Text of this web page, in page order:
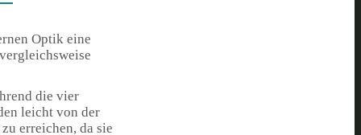
Optik eine
die vier
leicht von der
erreichen, da sie